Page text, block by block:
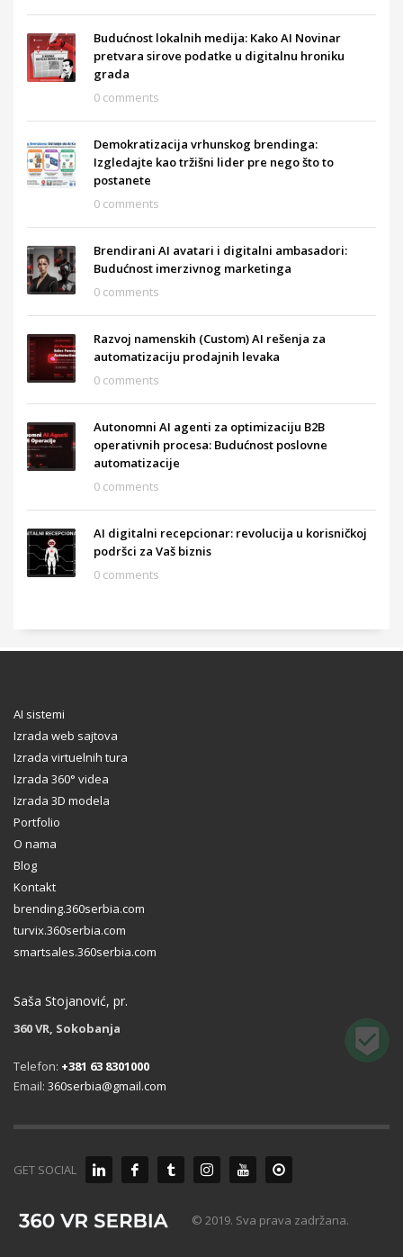
Budućnost lokalnih medija: Kako AI Novinar
pretvara sirove podatke u digitalnu hroniku
grada
0 comments
Demokratizacija vrhunskog brendinga:
Izgledajte kao tržišni lider pre nego što to
postanete
0 comments
Brendirani AI avatari i digitalni ambasadori:
Budućnost imerzivnog marketinga
0 comments
Razvoj namenskih (Custom) AI rešenja za
automatizaciju prodajnih levaka
0 comments
Autonomni AI agenti za optimizaciju B2B
operativnih procesa: Budućnost poslovne
automatizacije
0 comments
AI digitalni recepcionar: revolucija u korisničkoj
podršci za Vaš biznis
0 comments
AI sistemi
Izrada web sajtova
Izrada virtuelnih tura
Izrada 360° videa
Izrada 3D modela
Portfolio
O nama
Blog
Kontakt
brending.360serbia.com
turvix.360serbia.com
smartsales.360serbia.com
Saša Stojanović, pr.
360 VR, Sokobanja
Telefon: +381 63 8301000
Email: 360serbia@gmail.com
GET SOCIAL
© 2019. Sva prava zadržana.